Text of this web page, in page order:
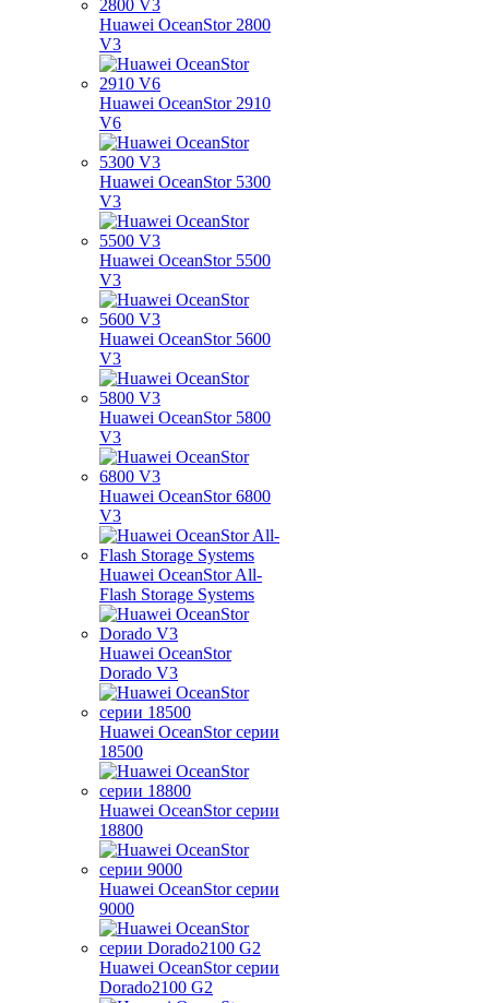
Huawei OceanStor 2800
V3
Huawei OceanStor 2910
V6
Huawei OceanStor 5300
V3
Huawei OceanStor 5500
V3
Huawei OceanStor 5600
V3
Huawei OceanStor 5800
V3
Huawei OceanStor 6800
V3
Huawei OceanStor All-
Flash Storage Systems
Huawei OceanStor
Dorado V3
Huawei OceanStor серии
18500
Huawei OceanStor серии
18800
Huawei OceanStor серии
9000
Huawei OceanStor серии
Dorado2100 G2